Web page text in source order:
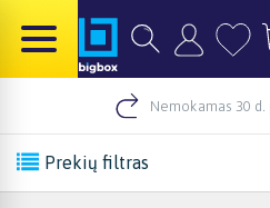
Nemokamas 30
Prekių filtras